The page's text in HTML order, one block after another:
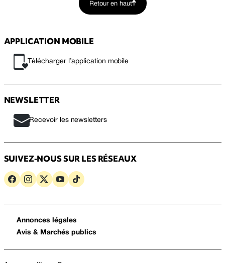
Retour en haut
APPLICATION MOBILE
Télécharger l’application mobile
NEWSLETTER
Recevoir les newsletters
SUIVEZ-NOUS SUR LES RÉSEAUX
Annonces légales
Avis & Marchés publics